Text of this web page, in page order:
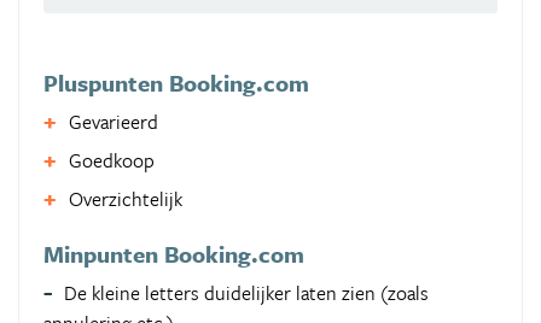
Pluspunten Booking.com
Gevarieerd
Goedkoop
Overzichtelijk
Minpunten Booking.com
De kleine letters duidelijker laten zien (zoals